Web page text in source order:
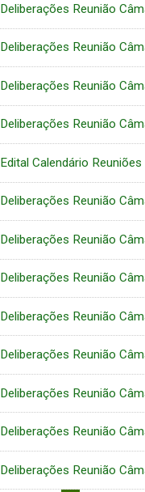
Deliberações Reunião
Deliberações Reunião
Deliberações Reunião
Deliberações Reunião
Edital Calendário
Deliberações Reunião
Deliberações Reunião
Deliberações Reunião
Deliberações Reunião
Deliberações Reunião
Deliberações Reunião
Deliberações Reunião
Deliberações Reunião